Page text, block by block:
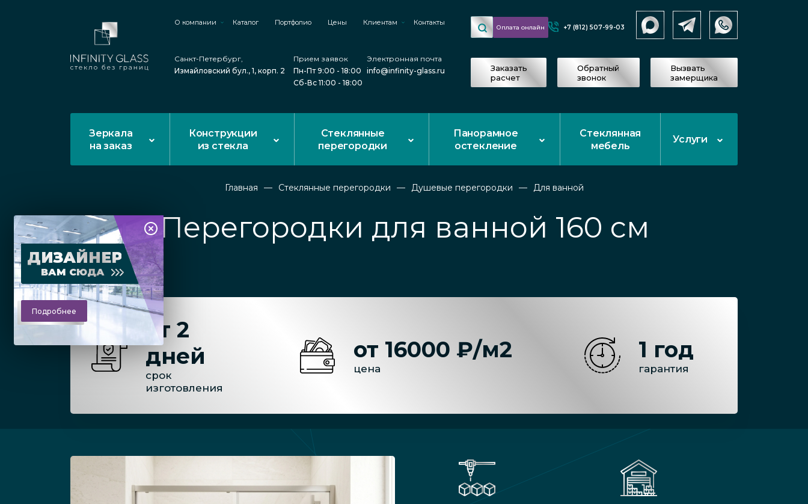
О компании Каталог Портфолио Цены Клиентам Контакты
Санкт-Петербург,
Измайловский бул., 1, корп. 2
Прием заявок
Пн-Пт 9:00 - 18:00
Сб-Вс 11:00 - 18:00
Электронная почта
info@infinity-glass.ru
Оплата онлайн +7 (812) 507-99-03
Заказать
расчет
Обратный
звонок
Вызвать
замерщика
Зеркала
на заказ
Конструкции
из стекла
Стеклянные
перегородки
Панорамное
остекление
Стеклянная
мебель
Услуги
Главная Стеклянные перегородки Душевые перегородки Для ванной
Перегородки для ванной 160 см
ДИЗАЙНЕР
ВАМ СЮДА
Подробнее
от 2
дней
срок
изготовления
от 16000 ₽/м2
цена
1 год
гарантия